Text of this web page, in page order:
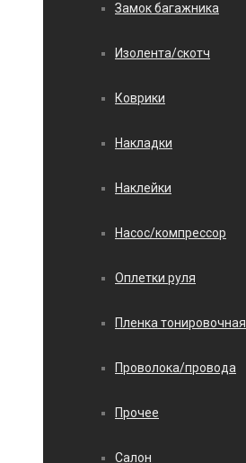
Замок багажника
Изолента/скотч
Коврики
Накладки
Наклейки
Насос/компрессор
Оплетки руля
Пленка тонировочная
Проволока/провода
Прочее
Салон